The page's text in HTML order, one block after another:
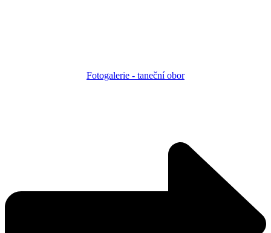
Fotogalerie - taneční obor